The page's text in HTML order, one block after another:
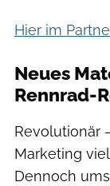
Hier im
Neues
Rennrad-
Revolutionär
Marketing
Dennoch